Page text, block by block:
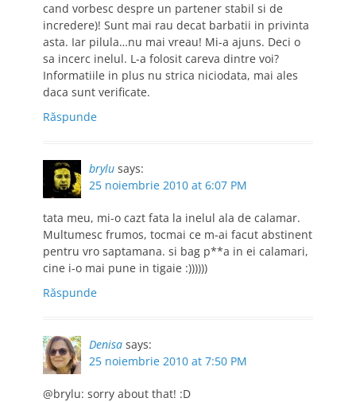
cand vorbesc despre un partener stabil si de
incredere)! Sunt mai rau decat barbatii in privinta
asta. Iar pilula…nu mai vreau! Mi-a ajuns. Deci o
sa incerc inelul. L-a folosit careva dintre voi?
Informatiile in plus nu strica niciodata, mai ales
daca sunt verificate.
Răspunde
brylu says:
25 noiembrie 2010 at 6:07 PM
tata meu, mi-o cazt fata la inelul ala de calamar.
Multumesc frumos, tocmai ce m-ai facut abstinent
pentru vro saptamana. si bag p**a in ei calamari,
cine i-o mai pune in tigaie :))))))
Răspunde
Denisa says:
25 noiembrie 2010 at 7:50 PM
@brylu: sorry about that! :D